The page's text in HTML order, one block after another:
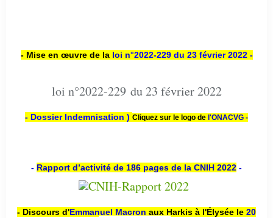
- Mise en œuvre de la loi n°2022-229 du 23 février 2022 -
loi n°2022-229 du 23 février 2022
- Dossier Indemnisation ) Cliquez sur le logo de l'ONACVG -
- Rapport d’activité de 186 pages de la CNIH 2022 -
- Discours d'Emmanuel Macron aux Harkis à l'Élysée le 20